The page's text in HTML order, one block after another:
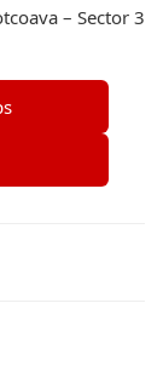
– Sector 3